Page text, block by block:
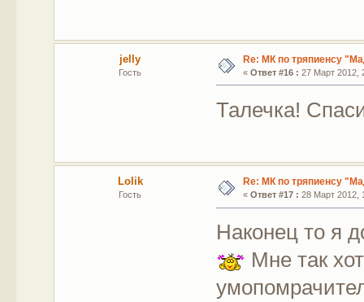
jelly
Гость
Re: МК по тряпиенсу
« Ответ #16 : 27 Март 2012,
Талечка!
Lolik
Гость
Re: МК по тряпиенсу
« Ответ #17 : 28 Март 2012,
Наконец то я
Мне так